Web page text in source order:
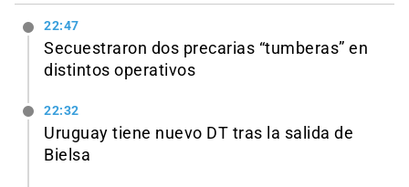
22:47
Secuestraron dos precarias “tumberas” en
distintos operativos
22:32
Uruguay tiene nuevo DT tras la salida de
Bielsa